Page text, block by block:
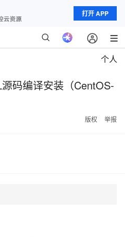
打开 APP
个人
码编译安装（CentOS-
版权 举报